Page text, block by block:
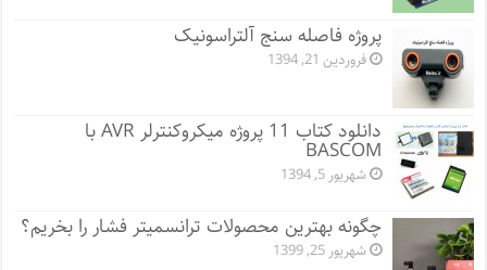
پروژه فاصله سنج آلتراسونیک
فروردین 21, 1394
دانلود کتاب 11 پروژه میکروکنترلر AVR با
BASCOM
شهریور 5, 1394
چگونه بهترین محصولات ترانسمیتر فشار را بخریم؟
شهریور 25, 1399